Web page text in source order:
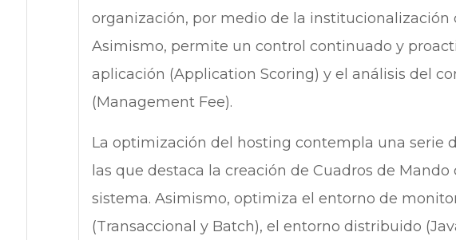
organización, por medio de la institucionalización
Asimismo, permite un control continuado y
aplicación (Application Scoring) y el análisis del
(Management Fee).
La optimización del hosting contempla una serie
las que destaca la creación de Cuadros de
sistema. Asimismo, optimiza el entorno de
(Transaccional y Batch), el entorno distribuido